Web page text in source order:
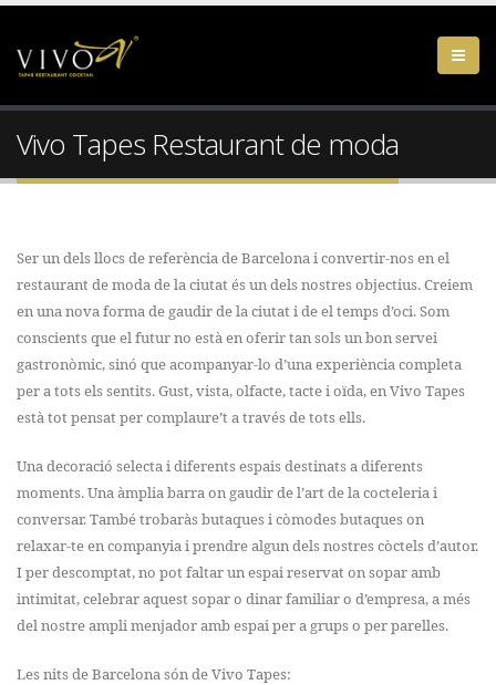
Vivo Tapes Restaurant de moda
Ser un dels llocs de referència de Barcelona i convertir-nos en el
restaurant de moda de la ciutat és un dels nostres objectius. Creiem
en una nova forma de gaudir de la ciutat i de el temps d’oci. Som
conscients que el futur no està en oferir tan sols un bon servei
gastronòmic, sinó que acompanyar-lo d’una experiència completa
per a tots els sentits. Gust, vista, olfacte, tacte i oïda, en Vivo Tapes
està tot pensat per complaure’t a través de tots ells.
Una decoració selecta i diferents espais destinats a diferents
moments. Una àmplia barra on gaudir de l’art de la cocteleria i
conversar. També trobaràs butaques i còmodes butaques on
relaxar-te en companyia i prendre algun dels nostres còctels d’autor.
I per descomptat, no pot faltar un espai reservat on sopar amb
intimitat, celebrar aquest sopar o dinar familiar o d’empresa, a més
del nostre ampli menjador amb espai per a grups o per parelles.
Les nits de Barcelona són de Vivo Tapes: